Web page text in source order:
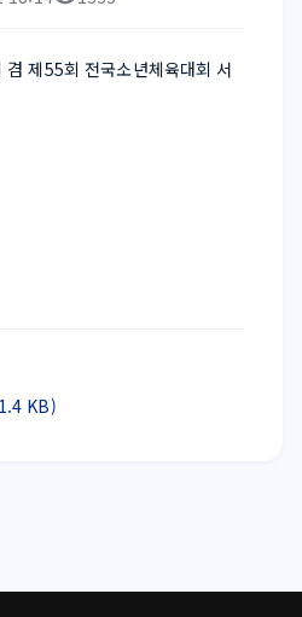
제55회 전국소년체육대회 서
KB)